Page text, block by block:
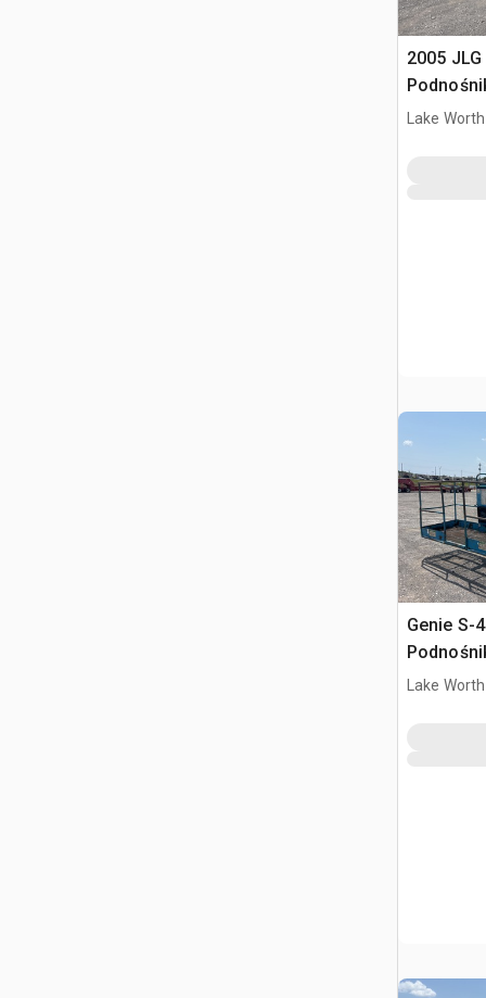
2005
Lake
Genie S-
Lake